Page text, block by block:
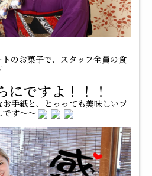
のお菓子で、スタッフ全員の食
にですよ！！！
手紙と、とっっても美味しいプ
です～～